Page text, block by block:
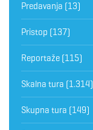
Predavanja (13)
Pristop (137)
Reportaže (115)
Skalna tura (1.314)
Skupna tura (149)